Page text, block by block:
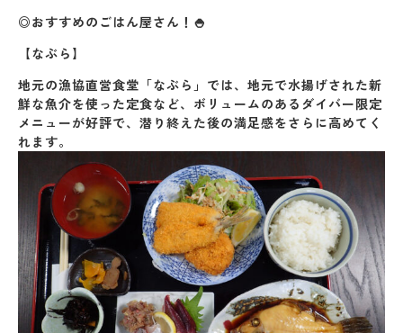
◎おすすめのごはん屋さん！🍚
【なぶら】
地元の漁協直営食堂「なぶら」では、地元で水揚げされた新
鮮な魚介を使った定食など、 ボリュームのあるダイバー限定
メニューが好評で、潜り終えた後の満足感をさらに高めてく
れます。